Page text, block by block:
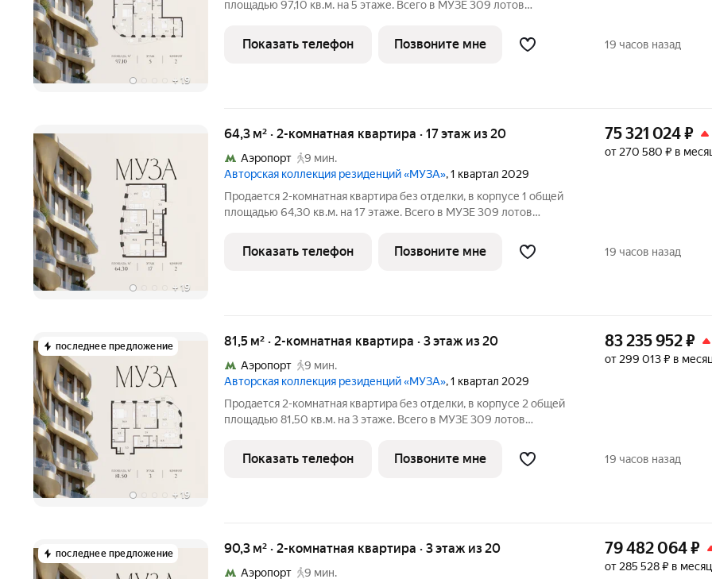
+ 19
площадью 97,10 кв.м. на 5 этаже. Всего в МУЗЕ 309 лотов
Высота потолков от 3,5 до 4,65 м. Эксклюзивные форматы:
Пентхаусы
Показать телефон Позвоните мне 19 часов назад
+ 19
64,3 м² · 2-комнатная квартира · 17 этаж из 20
Аэропорт
9 мин.
Авторская коллекция резиденций «МУЗА», 1 квартал 2029
Продается 2-комнатная квартира без отделки, в корпусе 1 общей
площадью 64,30 кв.м. на 17 этаже. Всего в МУЗЕ 309 лотов
Высота потолков от 3,5 до 4,65 м. Эксклюзивные форматы:
Пентхаусы
75 321 024₽
от 270 580 ₽ в
Показать телефон Позвоните мне 19 часов назад
последнее предложение
+ 19
81,5 м² · 2-комнатная квартира · 3 этаж из 20
Аэропорт
9 мин.
Авторская коллекция резиденций «МУЗА», 1 квартал 2029
Продается 2-комнатная квартира без отделки, в корпусе 2 общей
площадью 81,50 кв.м. на 3 этаже. Всего в МУЗЕ 309 лотов
Высота потолков от 3,5 до 4,65 м. Эксклюзивные форматы:
Пентхаусы
83 235 952₽
от 299 013 ₽ в
Показать телефон Позвоните мне 19 часов назад
последнее предложение 90,3 м² · 2-комнатная квартира · 3 этаж из 20
Аэропорт 9 мин.
79 482 064₽
от 285 528 ₽ в месяц